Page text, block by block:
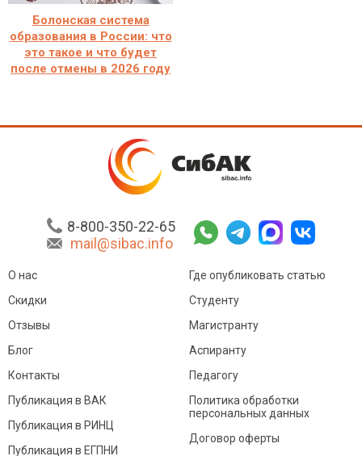
Болонская система
образования в России: что
это такое и что будет
после отмены в 2026 году
8-800-350-22-65
mail@sibac.info
О нас
Скидки
Отзывы
Блог
Контакты
Где опубликовать статью
Студенту
Магистранту
Аспиранту
Педагогу
Публикация в ВАК
Публикация в РИНЦ
Публикация в ЕГПНИ
Политика обработки
персональных данных
Договор оферты